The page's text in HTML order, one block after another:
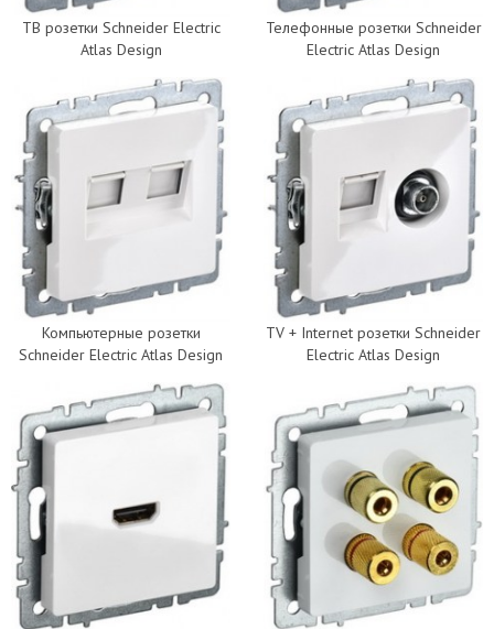
ТВ розетки Schneider Electric
Atlas Design
Телефонные розетки Schneider
Electric Atlas Design
Компьютерные розетки
Schneider Electric Atlas Design
TV + Internet розетки Schneider
Electric Atlas Design